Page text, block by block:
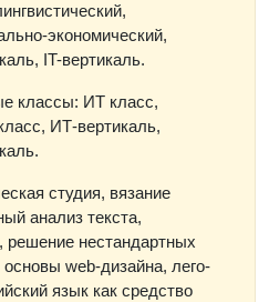
экономический,
IT-вертикаль.
классы: ИТ класс,
ИТ-вертикаль,
студия, вязание
анализ текста,
решение нестандартных
web-дизайна, лего-
язык как средство